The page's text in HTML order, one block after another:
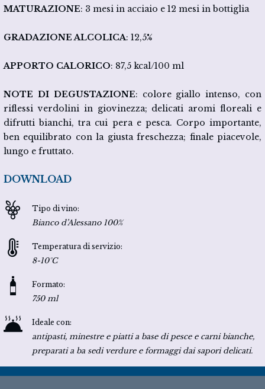
MATURAZIONE: 3 mesi in acciaio e 12 mesi in bottiglia
GRADAZIONE ALCOLICA: 12,5%
APPORTO CALORICO: 87,5 kcal/100 ml
NOTE DI DEGUSTAZIONE: colore giallo intenso, con
riflessi verdolini in giovinezza; delicati aromi floreali e
difrutti bianchi, tra cui pera e pesca. Corpo importante,
ben equilibrato con la giusta freschezza; finale piacevole,
lungo e fruttato.
DOWNLOAD
Tipo di vino:
Bianco d’Alessano 100%
Temperatura di servizio:
8-10°C
Formato:
750 ml
Ideale con:
antipasti, minestre e piatti a base di pesce e carni bianche,
preparati a ba sedi verdure e formaggi dai sapori delicati.